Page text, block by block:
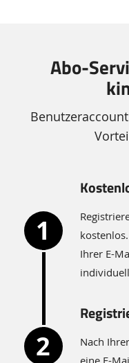
Abo-
Ihrer E-
Nach
eine E-